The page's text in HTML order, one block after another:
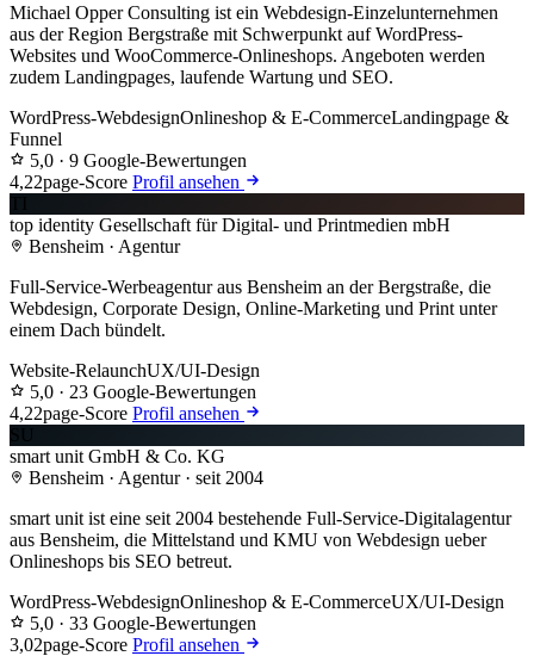
Michael Opper Consulting ist ein Webdesign-Einzelunternehmen
aus der Region Bergstraße mit Schwerpunkt auf WordPress-
Websites und WooCommerce-Onlineshops. Angeboten werden
zudem Landingpages, laufende Wartung und SEO.
WordPress-WebdesignOnlineshop & E-CommerceLandingpage &
Funnel
5,0 · 9 Google-Bewertungen
4,22page-Score Profil ansehen
TI
top identity Gesellschaft für Digital- und Printmedien mbH
Bensheim · Agentur
Full-Service-Werbeagentur aus Bensheim an der Bergstraße, die
Webdesign, Corporate Design, Online-Marketing und Print unter
einem Dach bündelt.
Website-RelaunchUX/UI-Design
5,0 · 23 Google-Bewertungen
4,22page-Score Profil ansehen
SU
smart unit GmbH & Co. KG
Bensheim · Agentur · seit 2004
smart unit ist eine seit 2004 bestehende Full-Service-Digitalagentur
aus Bensheim, die Mittelstand und KMU von Webdesign ueber
Onlineshops bis SEO betreut.
WordPress-WebdesignOnlineshop & E-CommerceUX/UI-Design
5,0 · 33 Google-Bewertungen
3,02page-Score Profil ansehen